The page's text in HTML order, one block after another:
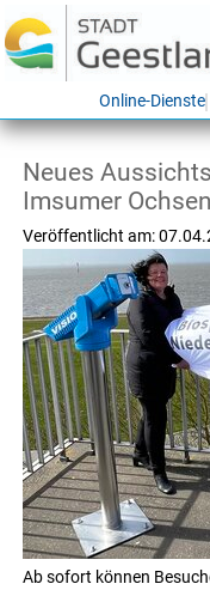
Online-Dienste
Neues
Imsumer
Veröffentlicht am:
Ab sofort können